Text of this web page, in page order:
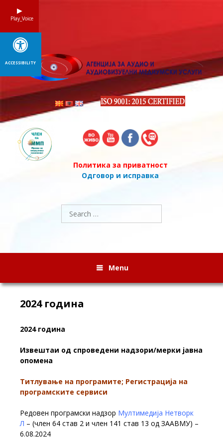
Политика за приватност
Одговор и исправка
Search
for:
Menu
2024 година
2024 година
Извештаи од спроведени надзори/мерки јавна
опомена
Титлување на програмите; Регистрација на
програмските сервиси
Редовен програмски надзор Мултимедија Нетворк
Л – (член 64 став 2 и член 141 став 13 од ЗААВМУ) –
6.08.2024
Play_Voice
ACCESSIBILITY